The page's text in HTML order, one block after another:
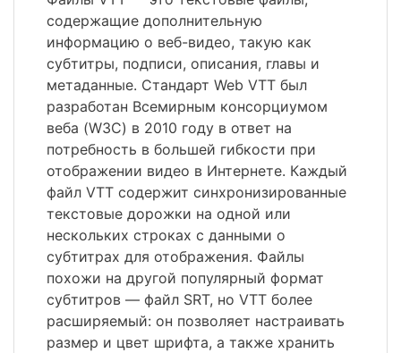
содержащие дополнительную
информацию о веб-видео, такую как
субтитры, подписи, описания, главы и
метаданные. Стандарт Web VTT был
разработан Всемирным консорциумом
веба (W3C) в 2010 году в ответ на
потребность в большей гибкости при
отображении видео в Интернете. Каждый
файл VTT содержит синхронизированные
текстовые дорожки на одной или
нескольких строках с данными о
субтитрах для отображения. Файлы
похожи на другой популярный формат
субтитров — файл SRT, но VTT более
расширяемый: он позволяет настраивать
размер и цвет шрифта, а также хранить